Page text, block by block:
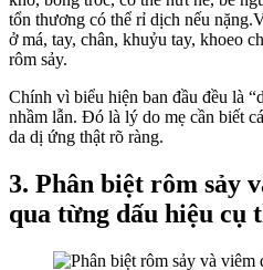
tổn thương có thể rỉ dịch nếu
ở má, tay, chân, khuỷu tay, khoeo
rôm sảy.
Chính vì biểu hiện ban đầu đều là
nhầm lẫn. Đó là lý do mẹ cần biết
da dị ứng thật rõ ràng.
3. Phân biệt rôm sảy
qua từng dấu hiệu cụ